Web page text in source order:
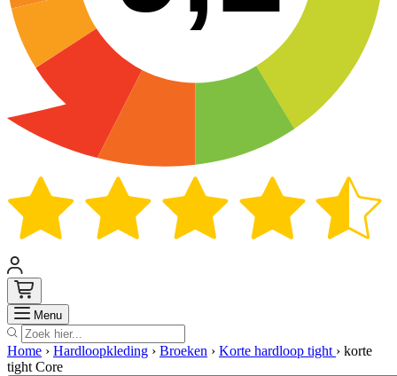
Menu Zoek
Home › Hardloopkleding › Broeken › Korte hardloop tight › korte
tight Core